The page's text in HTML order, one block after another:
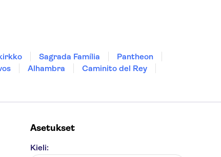
Sagrada Família
Pantheon
Alhambra
Caminito del Rey
Asetukset
Kieli: